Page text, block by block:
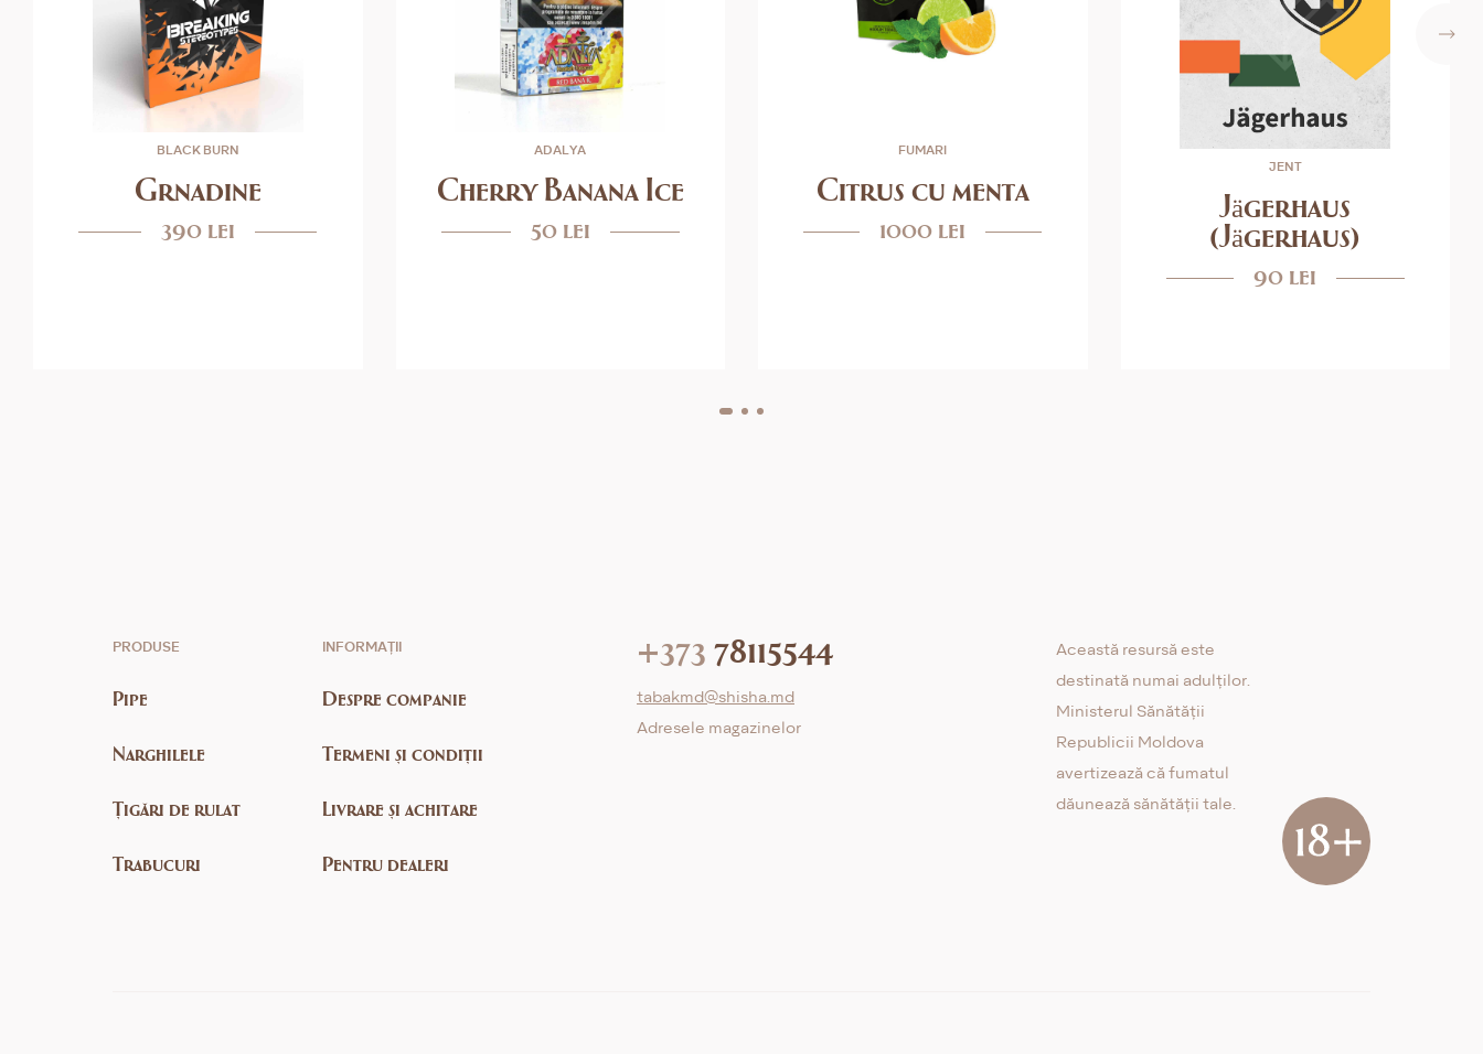
BLACK BURN
Grnadine
390 lei
ADALYA
Cherry Banana Ice
50 lei
FUMARI
Citrus cu menta
1000 lei
JENT
Jägerhaus
(Jägerhaus)
90 lei
PRODUSE
Pipe
Narghilele
Țigări de rulat
Trabucuri
INFORMAȚII
Despre companie
Termeni și condiții
Livrare și achitare
Pentru dealeri
+373 78115544
tabakmd@shisha.md
Adresele magazinelor
Această resursă este
destinată numai adulților.
Ministerul Sănătății
Republicii Moldova
avertizează că fumatul
dăunează sănătății tale.